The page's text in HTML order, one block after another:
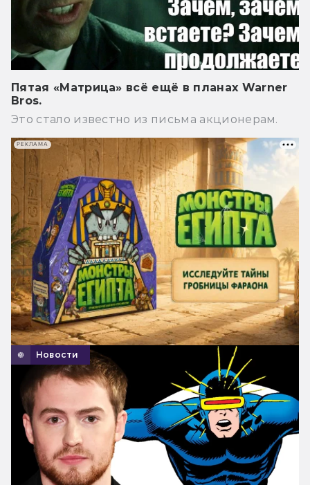
Пятая «Матрица» всё ещё в планах Warner
Bros.
Это стало известно из письма акционерам.
Новости
РЕКЛАМА